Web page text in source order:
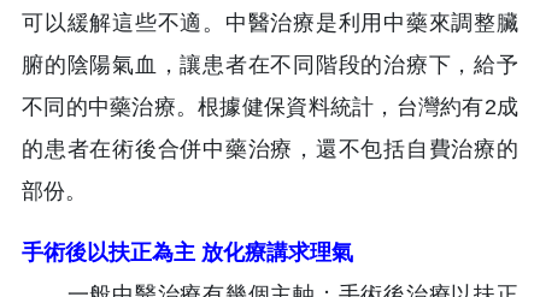
可以緩解這些不適。中醫治療是利用中藥來調整臟
腑的陰陽氣血，讓患者在不同階段的治療下，給予
不同的中藥治療。根據健保資料統計，台灣約有2成
的患者在術後合併中藥治療，還不包括自費治療的
部份。
手術後以扶正為主 放化療講求理氣